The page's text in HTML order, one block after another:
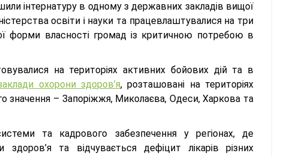
інтернатуру в одному з державних закладів вищої
освіти і науки та працевлаштувалися на три
форми власності громад із критичною потребою в
на територіях активних бойових дій та в
охорони здоров’я, розташовані на територіях
значення – Запоріжжя, Миколаєва, Одеси, Харкова та
та кадрового забезпечення у регіонах, де
та відчувається дефіцит лікарів різних